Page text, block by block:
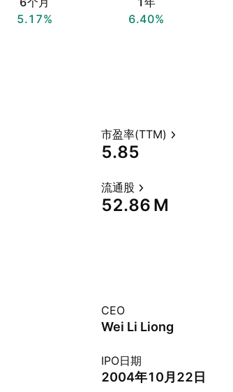
5.17%
6.40%
市盈率(TTM)
5.85
流通股
‪52.86 M‬
CEO
Wei Li Liong
IPO日期
2004年10月22日